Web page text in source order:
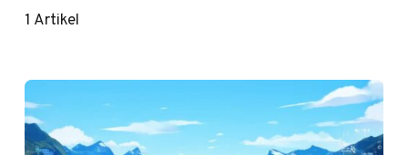
1 Artikel